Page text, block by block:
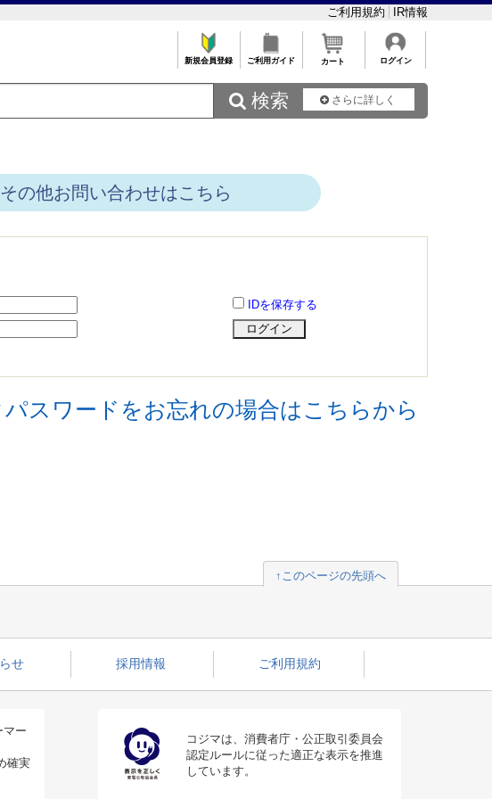
ご利用規約 IR情報
新規会員登録 ご利用ガイド カート ログイン
 検索 さらに詳しく
の他お問い合わせはこちら
IDを保存する
スワードをお忘れの場合はこちらから
↑このページの先頭へ
せ 採用情報 ご利用規約
マー
確実
コジマは、消費者庁・公正取引委員会
認定ルールに従った適正な表示を推進
しています。